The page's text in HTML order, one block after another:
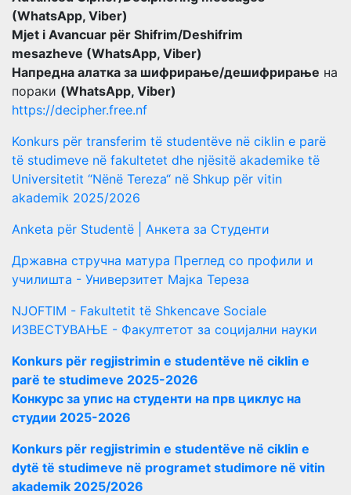
(WhatsApp, Viber)
Mjet i Avancuar për Shifrim/Deshifrim
mesazheve (WhatsApp, Viber)
Напредна алатка за шифрирање/дешифрирање на
пораки (WhatsApp, Viber)
https://decipher.free.nf
Konkurs për transferim të studentëve në ciklin e parë
të studimeve në fakultetet dhe njësitë akademike të
Universitetit “Nënë Tereza“ në Shkup për vitin
akademik 2025/2026
Anketa për Studentë | Анкета за Студенти
Државна стручна матура Преглед со профили и
училишта - Универзитет Мајка Тереза
NJOFTIM - Fakultetit të Shkencave Sociale
ИЗВЕСТУВАЊЕ - Факултетот за социјални науки
Konkurs për regjistrimin e studentëve në ciklin e
parë te studimeve 2025-2026
Конкурс за упис на студенти на прв циклус на
студии 2025-2026
Konkurs për regjistrimin e studentëve në ciklin e
dytë të studimeve në programet studimore në vitin
akademik 2025/2026